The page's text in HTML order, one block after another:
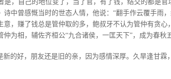
，自己的地位变了，当了官，有了钱，结交的都是
中曾感慨当时的世态人情，他说：“翻手作云覆手雨
，赚了钱总是管仲取的多，鲍叔牙不认为管仲有贪
为相，辅佐齐桓公“九合诸侯，一匡天下”，成为春
的好，朋友还是旧的亲，因为感情深厚。久旱逢甘霖